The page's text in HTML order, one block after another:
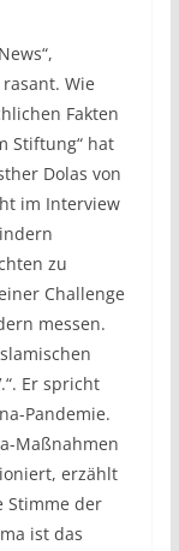
Wie
Fakten
Stiftung“ hat
Dolas von
im Interview
zu
Challenge
messen.
Er spricht
Pandemie.
Maßnahmen
erzählt
Stimme der
ist das